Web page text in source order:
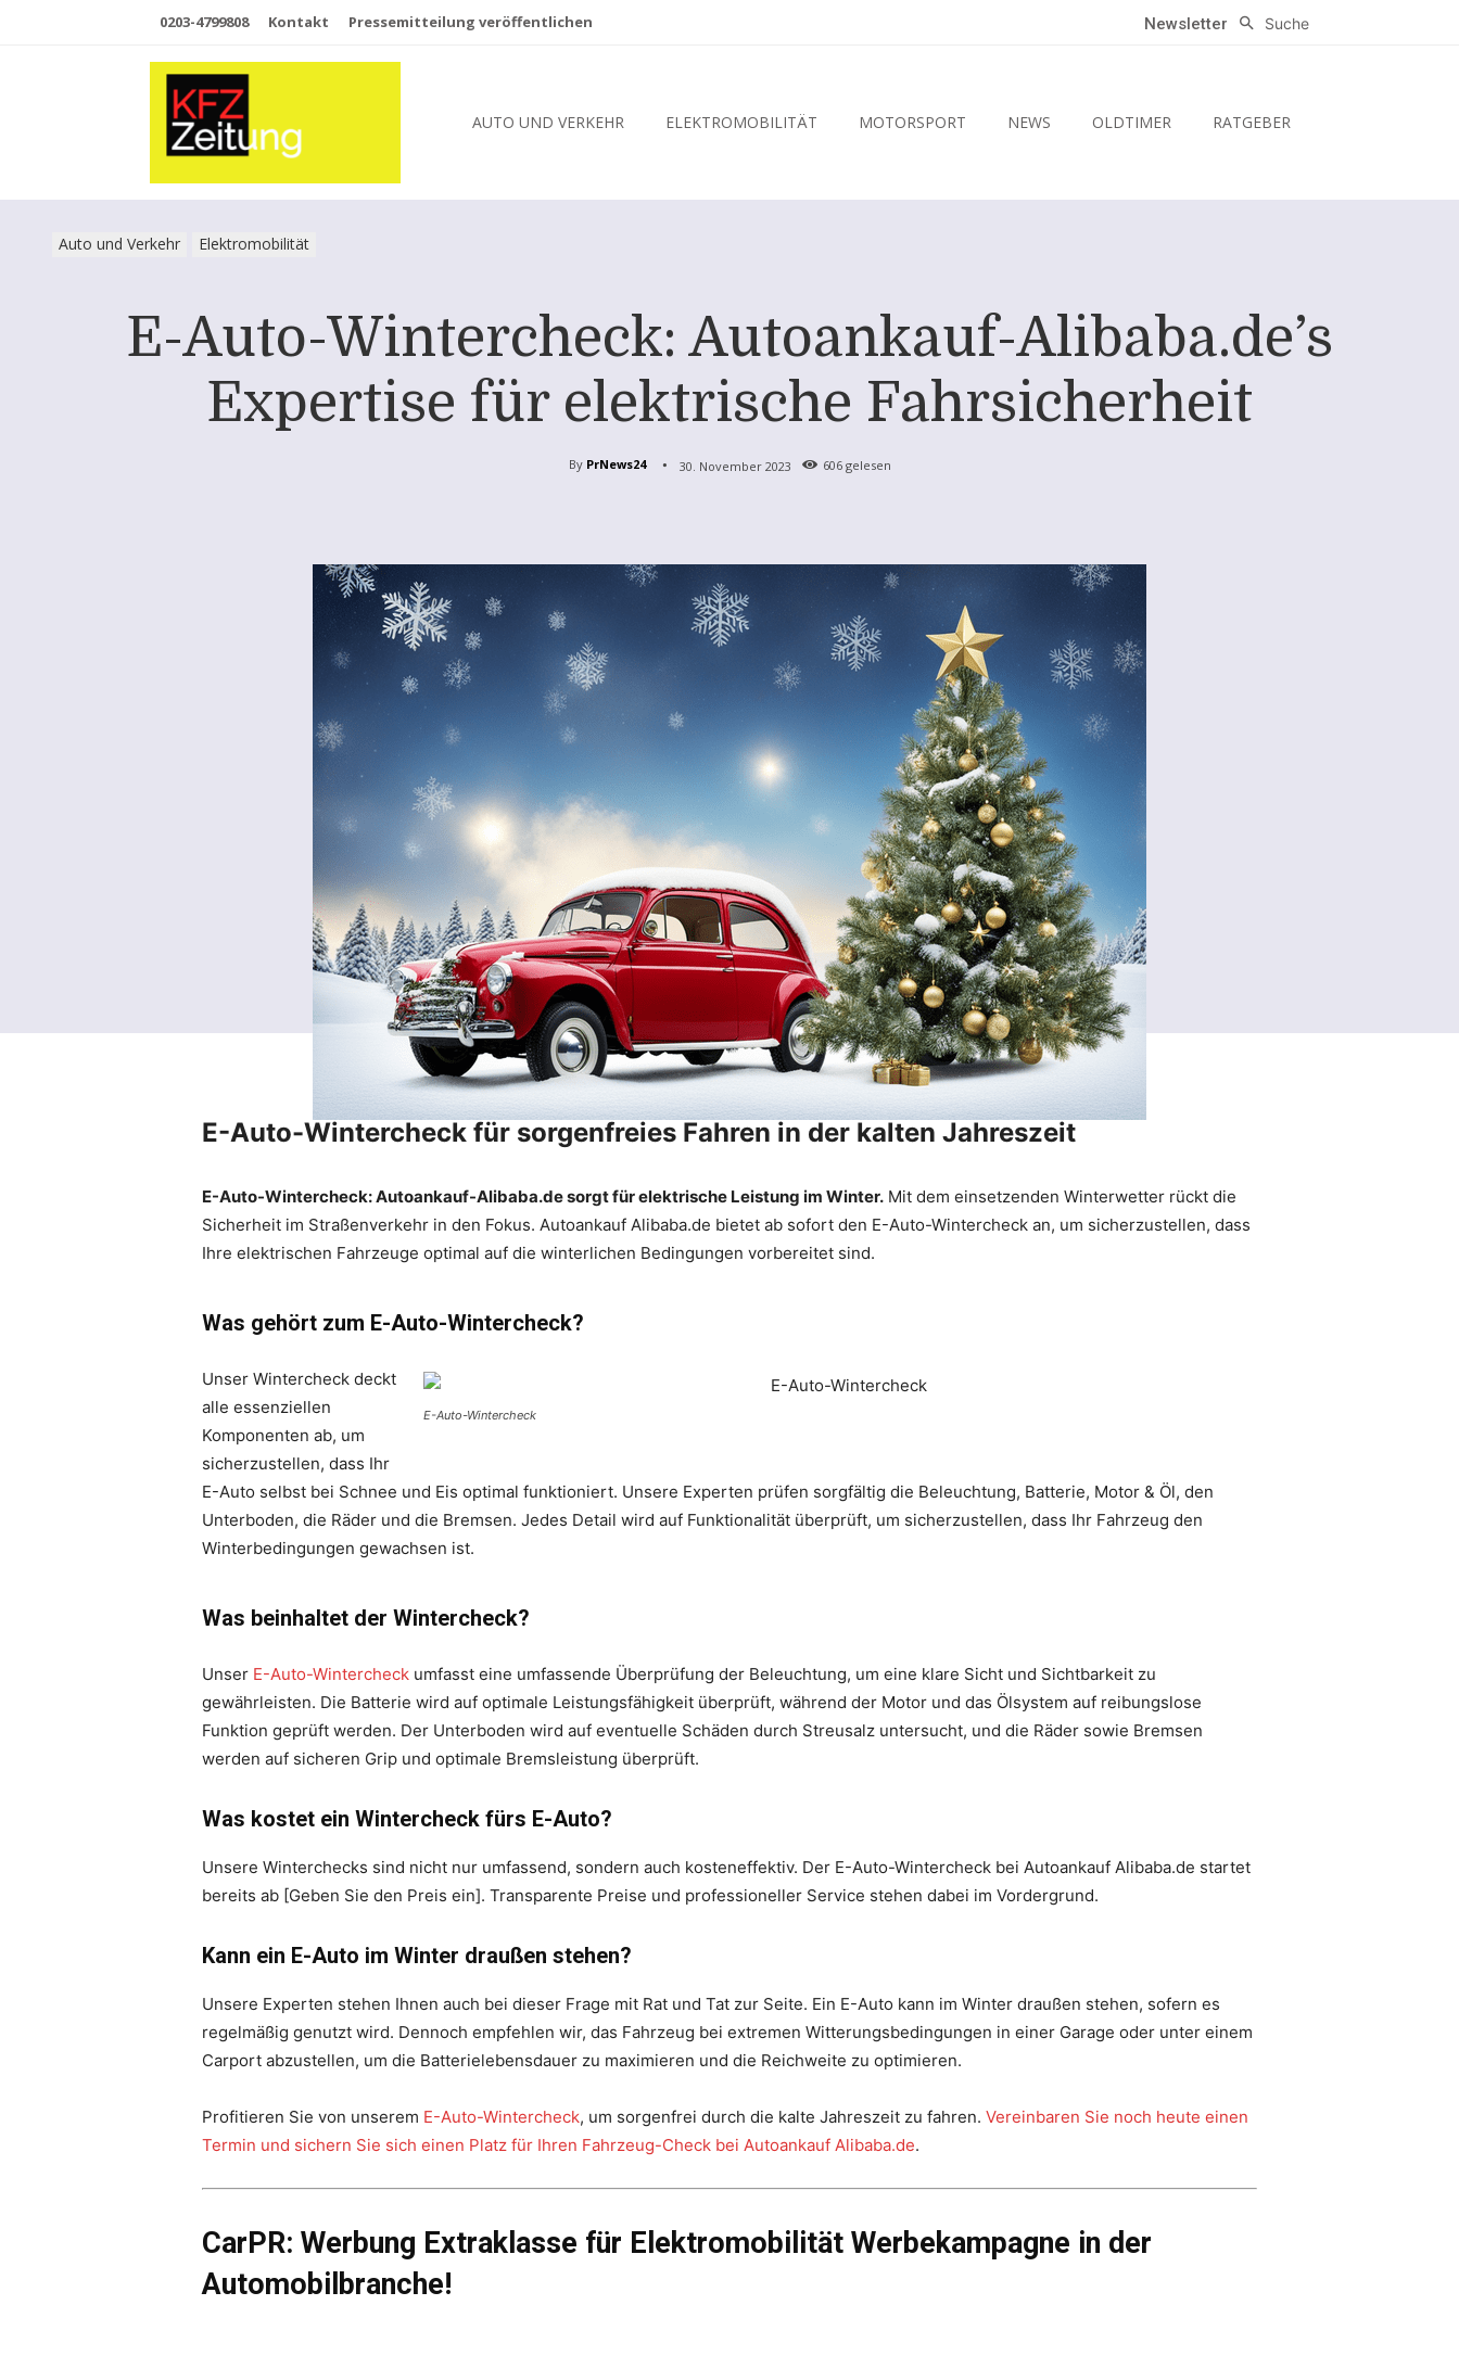
0203-4799808 Kontakt Pressemitteilung veröffentlichen Newsletter Suche
AUTO UND VERKEHR ELEKTROMOBILITÄT MOTORSPORT NEWS OLDTIMER RATGEBER
Auto und Verkehr Elektromobilität
E-Auto-Wintercheck: Autoankauf-Alibaba.de’s
Expertise für elektrische Fahrsicherheit
By PrNews24 30. November 2023 606gelesen
E-Auto-Wintercheck für sorgenfreies Fahren in der kalten Jahreszeit
E-Auto-Wintercheck: Autoankauf-Alibaba.de sorgt für elektrische Leistung im Winter. Mit dem einsetzenden Winterwetter rückt die
Sicherheit im Straßenverkehr in den Fokus. Autoankauf Alibaba.de bietet ab sofort den E-Auto-Wintercheck an, um sicherzustellen, dass
Ihre elektrischen Fahrzeuge optimal auf die winterlichen Bedingungen vorbereitet sind.
Was gehört zum E-Auto-Wintercheck?
E-Auto-Wintercheck
Unser Wintercheck deckt
alle essenziellen
Komponenten ab, um
sicherzustellen, dass Ihr
E-Auto selbst bei Schnee und Eis optimal funktioniert. Unsere Experten prüfen sorgfältig die Beleuchtung, Batterie, Motor & Öl, den
Unterboden, die Räder und die Bremsen. Jedes Detail wird auf Funktionalität überprüft, um sicherzustellen, dass Ihr Fahrzeug den
Winterbedingungen gewachsen ist.
Was beinhaltet der Wintercheck?
Unser E-Auto-Wintercheck umfasst eine umfassende Überprüfung der Beleuchtung, um eine klare Sicht und Sichtbarkeit zu
gewährleisten. Die Batterie wird auf optimale Leistungsfähigkeit überprüft, während der Motor und das Ölsystem auf reibungslose
Funktion geprüft werden. Der Unterboden wird auf eventuelle Schäden durch Streusalz untersucht, und die Räder sowie Bremsen
werden auf sicheren Grip und optimale Bremsleistung überprüft.
Was kostet ein Wintercheck fürs E-Auto?
Unsere Winterchecks sind nicht nur umfassend, sondern auch kosteneffektiv. Der E-Auto-Wintercheck bei Autoankauf Alibaba.de startet
bereits ab [Geben Sie den Preis ein]. Transparente Preise und professioneller Service stehen dabei im Vordergrund.
Kann ein E-Auto im Winter draußen stehen?
Unsere Experten stehen Ihnen auch bei dieser Frage mit Rat und Tat zur Seite. Ein E-Auto kann im Winter draußen stehen, sofern es
regelmäßig genutzt wird. Dennoch empfehlen wir, das Fahrzeug bei extremen Witterungsbedingungen in einer Garage oder unter einem
Carport abzustellen, um die Batterielebensdauer zu maximieren und die Reichweite zu optimieren.
Profitieren Sie von unserem E-Auto-Wintercheck, um sorgenfrei durch die kalte Jahreszeit zu fahren. Vereinbaren Sie noch heute einen
Termin und sichern Sie sich einen Platz für Ihren Fahrzeug-Check bei Autoankauf Alibaba.de.
CarPR: Werbung Extraklasse für Elektromobilität Werbekampagne in der
Automobilbranche!